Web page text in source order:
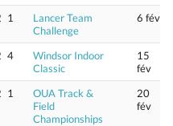
1
Lancer Team
Challenge
6 fév
4
Windsor Indoor
Classic
15
fév
1
OUA Track &
Field
Championships
20
fév